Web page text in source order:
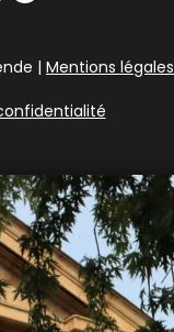
| Mentions légales